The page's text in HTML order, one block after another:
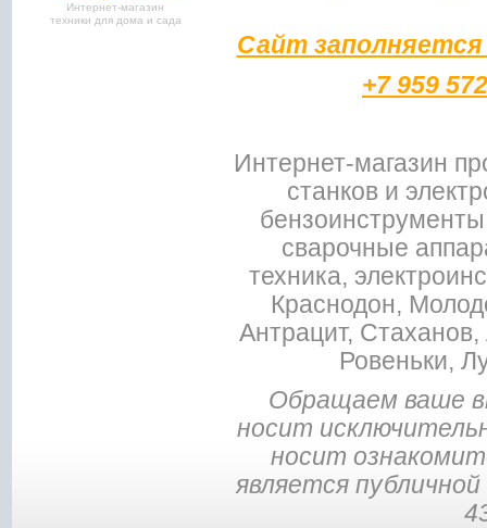
Интернет-магазин
техники для дома и сада
Сайт
+7 959
Интернет-магазин
станков и
сварочные
техника,
Краснодон,
Антрацит,
Ровеньки,
Обращаем ваше
носит
носит
является